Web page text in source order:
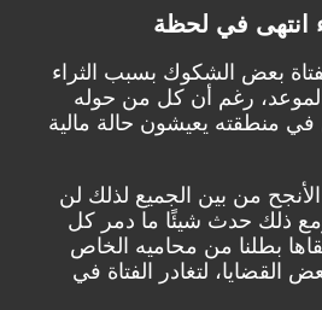
في لحظة
بعض الشكوك بسبب الثراء
رغم أن كل من حوله
في منطقته يعيشون حالة مالية
من بين الجميع لذلك لن
ذلك حدث شيئًا ما دمر كل
بطلنا من محاميه الخاص
لتغادر الفتاة في